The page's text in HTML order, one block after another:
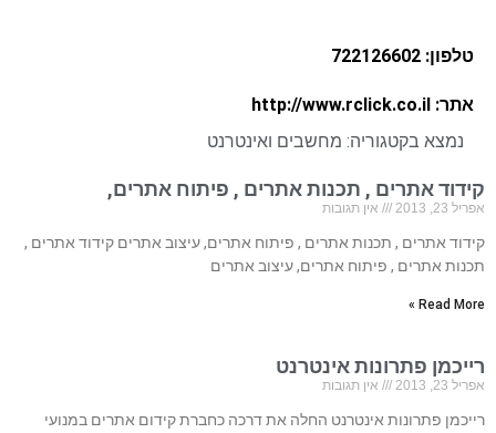
טלפון: 722126602
אתר: http://www.rclick.co.il
נמצא בקטגוריה: מחשבים ואינטרנט
קידוד אתרים , תכנות אתרים , פיתוח אתרים,
אפריל 23, 2013 אין תגובות
קידוד אתרים , תכנות אתרים , פיתוח אתרים, עיצוב אתרים קידוד אתרים ,
תכנות אתרים , פיתוח אתרים, עיצוב אתרים
Read More »
רייכמן פתרונות אינטרנט
אפריל 23, 2013 אין תגובות
רייכמן פתרונות אינטרנט החלה את דרכה כחברת קידום אתרים במנועי